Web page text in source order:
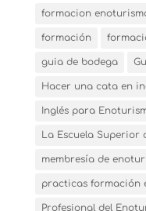
formacion
formación
guia de bodega
Hacer una cata en
Inglés para
La Escuela Superior
membresía de
practicas formación
Profesional del